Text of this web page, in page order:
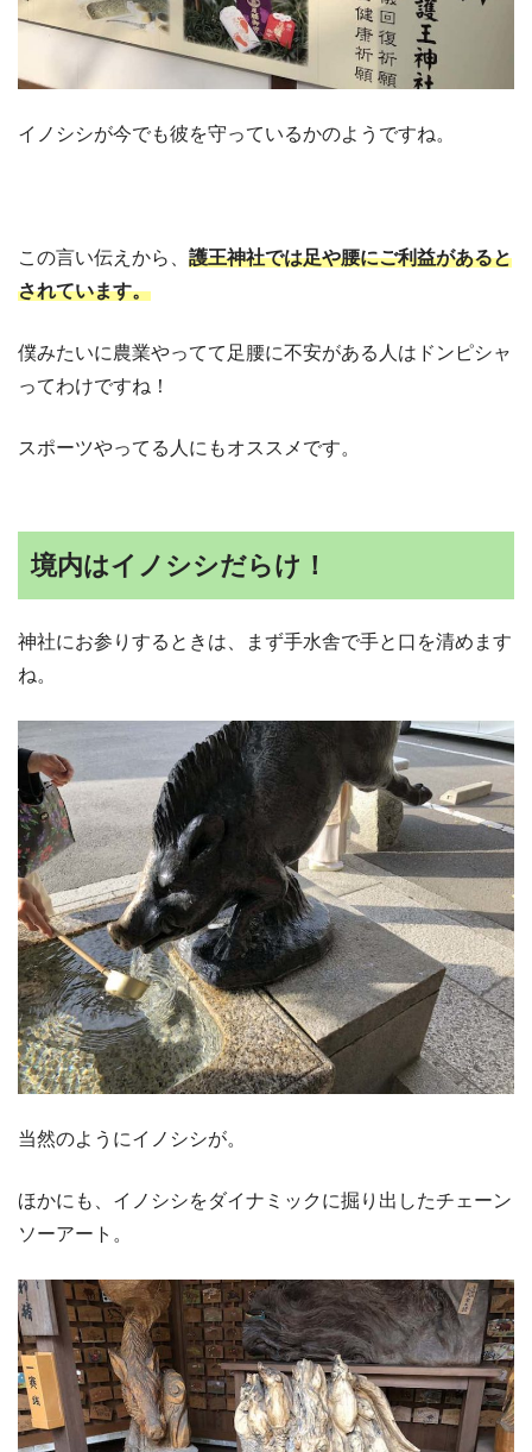
イノシシが今でも彼を守っているかのようですね。
この言い伝えから、 護王神社では足や腰にご利益があると
されています。
僕みたいに農業やってて足腰に不安がある人はドンピシャ
ってわけですね！
スポーツやってる人にもオススメです。
境内はイノシシだらけ！
神社にお参りするときは、まず手水舎で手と口を清めます
ね。
当然のようにイノシシが。
ほかにも、イノシシをダイナミックに掘り出したチェーン
ソーアート。